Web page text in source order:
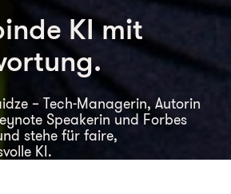
KI mit
– Tech-Managerin, Autorin
Speakerin und Forbes
stehe für faire,
KI.